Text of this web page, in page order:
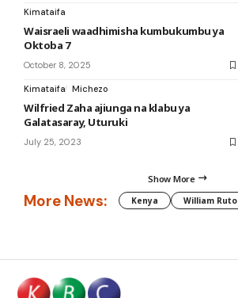
Kimataifa
Waisraeli waadhimisha kumbukumbu ya
Oktoba 7
October 8, 2025
Kimataifa Michezo
Wilfried Zaha ajiunga na klabu ya
Galatasaray, Uturuki
July 25, 2023
Show More
More News: Kenya William Ruto